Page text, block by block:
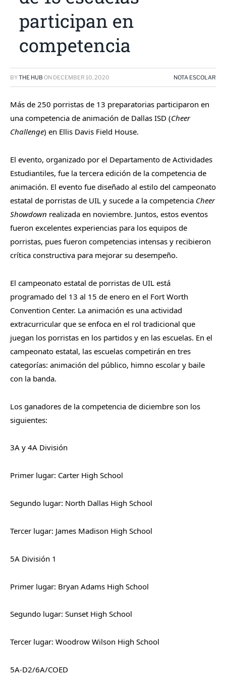
participan en
competencia
BYTHE HUB ON DECEMBER 10, 2020 NOTA ESCOLAR
Más de 250 porristas de 13 preparatorias participaron en
una competencia de animación de Dallas ISD (Cheer
Challenge) en Ellis Davis Field House.
El evento, organizado por el Departamento de Actividades
Estudiantiles, fue la tercera edición de la competencia de
animación. El evento fue diseñado al estilo del campeonato
estatal de porristas de UIL y sucede a la competencia Cheer
Showdown realizada en noviembre. Juntos, estos eventos
fueron excelentes experiencias para los equipos de
porristas, pues fueron competencias intensas y recibieron
crítica constructiva para mejorar su desempeño.
El campeonato estatal de porristas de UIL está
programado del 13 al 15 de enero en el Fort Worth
Convention Center. La animación es una actividad
extracurricular que se enfoca en el rol tradicional que
juegan los porristas en los partidos y en las escuelas. En el
campeonato estatal, las escuelas competirán en tres
categorías: animación del público, himno escolar y baile
con la banda.
Los ganadores de la competencia de diciembre son los
siguientes:
3A y 4A División
Primer lugar: Carter High School
Segundo lugar: North Dallas High School
Tercer lugar: James Madison High School
5A División 1
Primer lugar: Bryan Adams High School
Segundo lugar: Sunset High School
Tercer lugar: Woodrow Wilson High School
5A-D2/6A/COED